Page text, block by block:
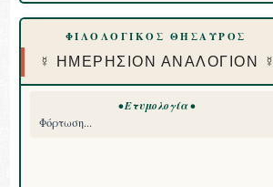
ΦΙΛΟΛΟΓΙΚΟΣ ΘΗΣΑΥΡΟΣ
☿ ΗΜΕΡΗΣΙΟΝ ΑΝΑΛΟΓΙΟΝ ☿
• Ετυμολογία •
Φόρτωση...